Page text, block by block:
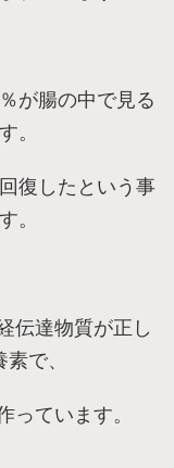
が腸の中で見る
。
復したという事
。
伝達物質が正し
で、
っています。